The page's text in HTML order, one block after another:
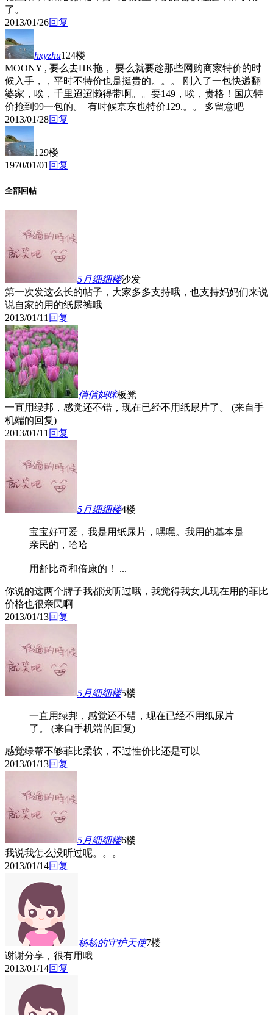
了。
2013/01/26回复
hxyzhu124楼
MOONY , 要么去HK拖， 要么就要趁那些网购商家特价的时
候入手，，平时不特价也是挺贵的。。。 刚入了一包快递翻
婆家，唉，千里迢迢懒得带啊。。要149，唉，贵格！国庆特
价抢到99一包的。 有时候京东也特价129.。。 多留意吧
2013/01/28回复
129楼
1970/01/01 回复
全部回帖
5月细细楼沙发
第一次发这么长的帖子，大家多多支持哦，也支持妈妈们来说
说自家的用的纸尿裤哦
2013/01/11回复
俏俏妈咪板凳
一直用绿邦，感觉还不错，现在已经不用纸尿片了。 (来自手
机端的回复)
2013/01/11回复
5月细细楼4楼
宝宝好可爱，我是用纸尿片，嘿嘿。我用的基本是
亲民的，哈哈
用舒比奇和倍康的！ ...
你说的这两个牌子我都没听过哦，我觉得我女儿现在用的菲比
价格也很亲民啊
2013/01/13回复
5月细细楼5楼
一直用绿邦，感觉还不错，现在已经不用纸尿片
了。 (来自手机端的回复)
感觉绿帮不够菲比柔软，不过性价比还是可以
2013/01/13回复
5月细细楼6楼
我说我怎么没听过呢。。。
2013/01/14回复
杨杨的守护天使7楼
谢谢分享，很有用哦
2013/01/14回复